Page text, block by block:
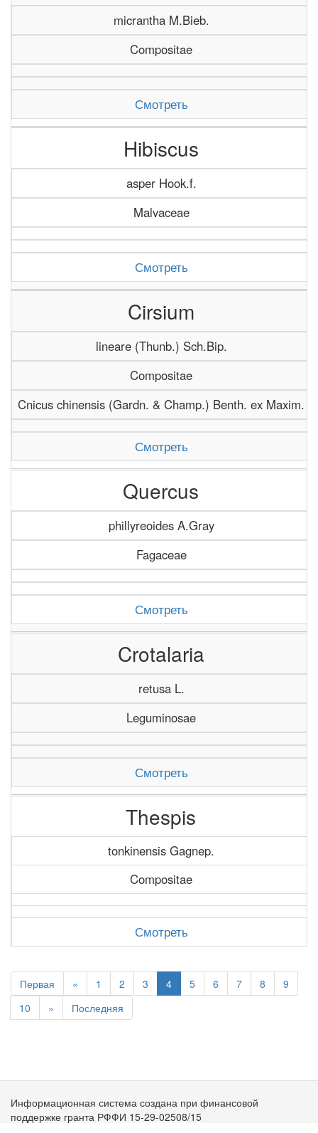
micrantha M.Bieb.
Compositae
Смотреть
Hibiscus
asper Hook.f.
Malvaceae
Смотреть
Cirsium
lineare (Thunb.) Sch.Bip.
Compositae
Cnicus chinensis (Gardn. & Champ.) Benth. ex Maxim.
Смотреть
Quercus
phillyreoides A.Gray
Fagaceae
Смотреть
Crotalaria
retusa L.
Leguminosae
Смотреть
Thespis
tonkinensis Gagnep.
Compositae
Смотреть
Первая « 1 2 3 4 5 6 7 8
9
10
» Последняя
Информационная система создана при финансовой
поддержке гранта РФФИ 15-29-02508/15